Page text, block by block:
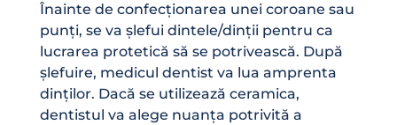
Înainte de confecționarea unei coroane sau
punți, se va șlefui dintele/dinții pentru ca
lucrarea protetică să se potrivească. După
șlefuire, medicul dentist va lua amprenta
dinților. Dacă se utilizează ceramica,
dentistul va alege nuanța potrivită a